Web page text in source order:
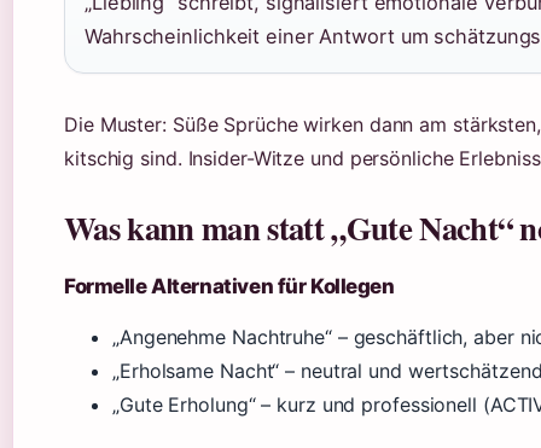
Wahrscheinlichkeit einer Antwort um
Die Muster: Süße Sprüche wirken dann am
kitschig sind. Insider-Witze und persönliche
Was kann man statt „Gute Nacht“
Formelle Alternativen für Kollegen
„Angenehme Nachtruhe“ – geschäftlich, aber
„Erholsame Nacht“ – neutral und
„Gute Erholung“ – kurz und professionell